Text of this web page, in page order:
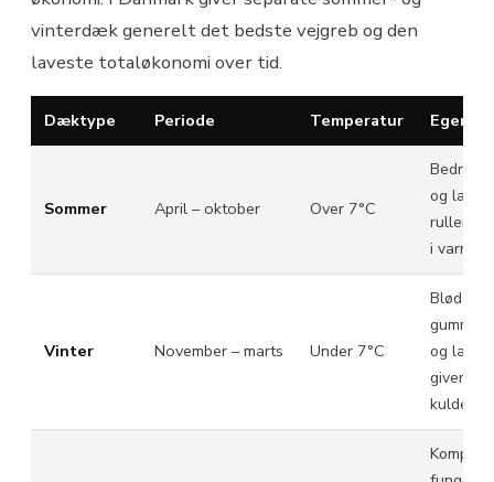
vinterdæk generelt det bedste vejgreb og den
laveste totaløkonomi over tid.
Dæktype Periode Temperatur
Sommer April – oktober Over 7°C
Bedre
og
i varmt
Vinter November – marts Under 7°C
Blødere
og
giver
kulde